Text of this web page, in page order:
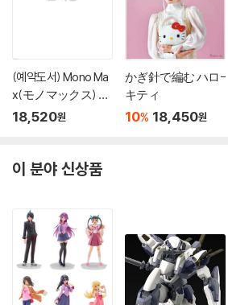
(예약도서) Mono Ma
x(モノマックス) 20
26年10月號
18,520원
かぎ針で編む ハロ-
キティ
10% 18,450원
이 분야 신상품